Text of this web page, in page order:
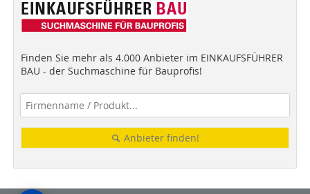
Finden Sie mehr als 4.000 Anbieter im EINKAUFSFÜHRER
BAU - der Suchmaschine für Bauprofis!
Anbieter finden!